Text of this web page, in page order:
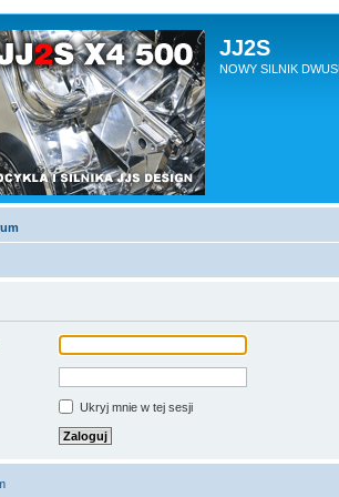
JJ2S
NOWY SILNIK
Ukryj mnie w tej sesji